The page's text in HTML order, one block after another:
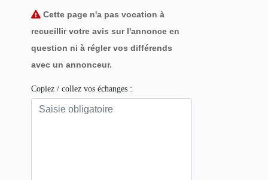
Cette page n'a pas vocation à
recueillir votre avis sur l'annonce en
question ni à régler vos différends
avec un annonceur.
Copiez / collez vos échanges :